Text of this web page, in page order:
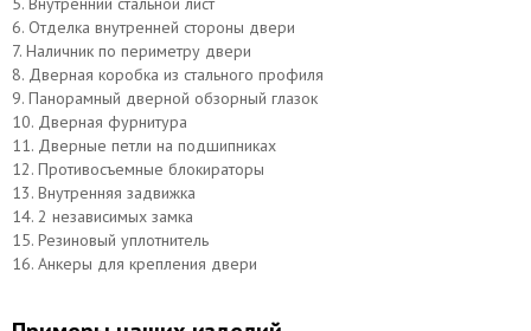
6. Отделка внутренней стороны двери
7. Наличник по периметру двери
8. Дверная коробка из стального профиля
9. Панорамный дверной обзорный глазок
10. Дверная фурнитура
11. Дверные петли на подшипниках
12. Противосъемные блокираторы
13. Внутренняя задвижка
14. 2 независимых замка
15. Резиновый уплотнитель
16. Анкеры для крепления двери